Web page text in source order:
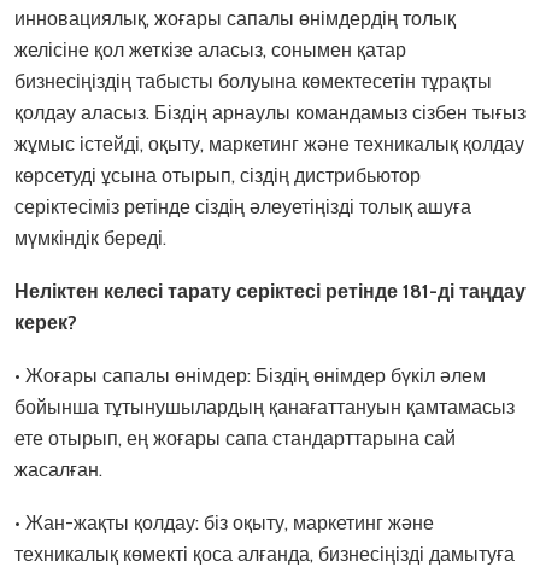
инновациялық, жоғары сапалы өнімдердің толық
желісіне қол жеткізе аласыз, сонымен қатар
бизнесіңіздің табысты болуына көмектесетін тұрақты
қолдау аласыз. Біздің арнаулы командамыз сізбен тығыз
жұмыс істейді, оқыту, маркетинг және техникалық қолдау
көрсетуді ұсына отырып, сіздің дистрибьютор
серіктесіміз ретінде сіздің әлеуетіңізді толық ашуға
мүмкіндік береді.
Неліктен келесі тарату серіктесі ретінде 181-ді таңдау
керек?
• Жоғары сапалы өнімдер: Біздің өнімдер бүкіл әлем
бойынша тұтынушылардың қанағаттануын қамтамасыз
ете отырып, ең жоғары сапа стандарттарына сай
жасалған.
• Жан-жақты қолдау: біз оқыту, маркетинг және
техникалық көмекті қоса алғанда, бизнесіңізді дамытуға